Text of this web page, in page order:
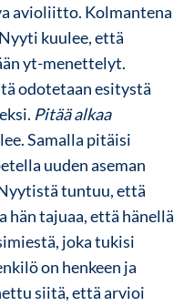
avioliitto. Kolmantena
kuulee, että
yt-menettelyt.
odotetaan esitystä
Pitää alkaa
Samalla pitäisi
uuden aseman
tuntuu, että
hän tajuaa, että hänellä
joka tukisi
on henkeen ja
siitä, että arvioi